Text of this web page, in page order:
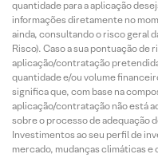
quantidade para a aplicação
informações diretamente no
ainda, consultando o risco geral
Risco). Caso a sua pontuação de
aplicação/contratação
quantidade e/ou volume
significa que, com base na
aplicação/contratação não está
sobre o processo de adequação
Investimentos ao seu perfil de
mercado, mudanças climáticas